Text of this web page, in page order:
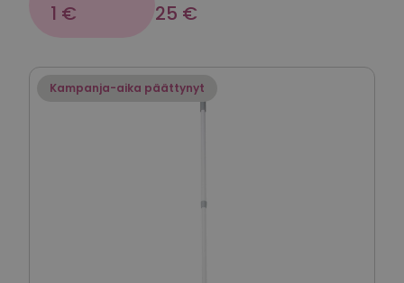
1 € 25 €
Kampanja-aika päättynyt